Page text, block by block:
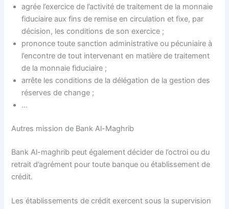
agrée l’exercice de l’activité de traitement de la monnaie
fiduciaire aux fins de remise en circulation et fixe, par
décision, les conditions de son exercice ;
prononce toute sanction administrative ou pécuniaire à
l’encontre de tout intervenant en matière de traitement
de la monnaie fiduciaire ;
arrête les conditions de la délégation de la gestion des
réserves de change ;
…
Autres mission de Bank Al-Maghrib
Bank Al-maghrib peut également décider de l’octroi ou du
retrait d’agrément pour toute banque ou établissement de
crédit.
Les établissements de crédit exercent sous la supervision